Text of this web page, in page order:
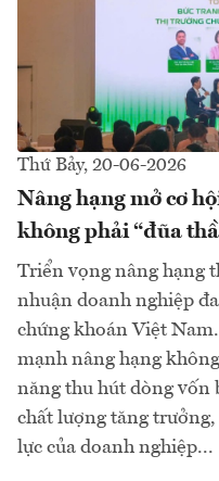
Thứ Bảy, 20-06-2026
Nâng hạng mở cơ
không phải “đũa
Triển vọng nâng hạng
nhuận doanh nghiệp
chứng khoán Việt
mạnh nâng hạng
năng thu hút dòng vốn
chất lượng tăng
lực của doanh nghiệp...